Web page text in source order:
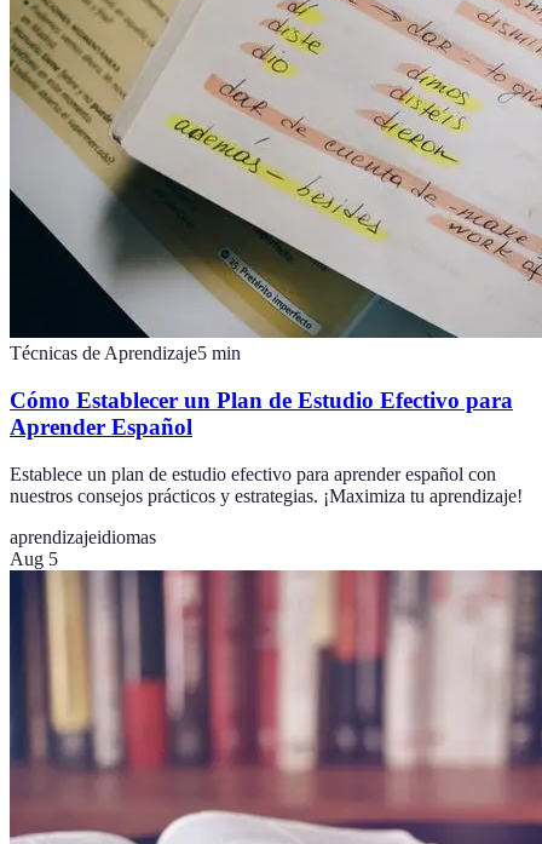
Técnicas de Aprendizaje5 min
Cómo Establecer un Plan de Estudio Efectivo para
Aprender Español
Establece un plan de estudio efectivo para aprender español con
nuestros consejos prácticos y estrategias. ¡Maximiza tu aprendizaje!
aprendizajeidiomas
Aug 5